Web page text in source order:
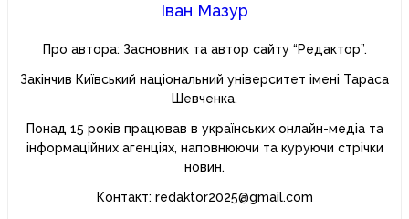
Іван Мазур
Про автора: Засновник та автор сайту “Редактор”.
Закінчив Київський національний університет імені Тараса
Шевченка.
Понад 15 років працював в українських онлайн-медіа та
інформаційних агенціях, наповнюючи та куруючи стрічки
новин.
Контакт: redaktor2025@gmail.com